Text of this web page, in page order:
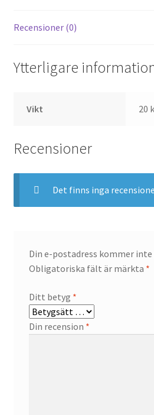
Recensioner (0)
Ytterligare
Vikt 20
Recensioner
Det finns inga
Din e-postadress kommer inte
Obligatoriska fält är märkta *
Ditt betyg *
Din recension *